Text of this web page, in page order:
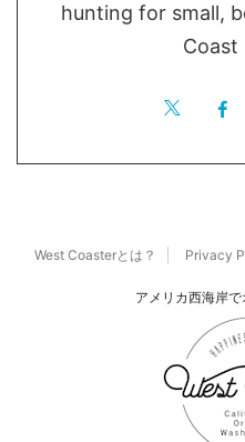
hunting for small,
Coast
West Coasterとは？ Privacy
アメリカ西海岸